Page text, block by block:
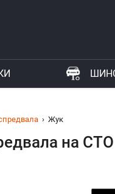
Жук
на